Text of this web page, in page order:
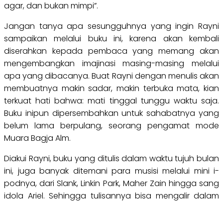
agar, dan bukan mimpi”.
Jangan tanya apa sesungguhnya yang ingin Rayni
sampaikan melalui buku ini, karena akan kembali
diserahkan kepada pembaca yang memang akan
mengembangkan imajinasi masing-masing melalui
apa yang dibacanya. Buat Rayni dengan menulis akan
membuatnya makin sadar, makin terbuka mata, kian
terkuat hati bahwa: mati tinggal tunggu waktu saja.
Buku inipun dipersembahkan untuk sahabatnya yang
belum lama berpulang, seorang pengamat mode
Muara Bagja Alm.
Diakui Rayni, buku yang ditulis dalam waktu tujuh bulan
ini, juga banyak ditemani para musisi melalui mini i-
podnya, dari Slank, Linkin Park, Maher Zain hingga sang
idola Ariel. Sehingga tulisannya bisa mengalir dalam